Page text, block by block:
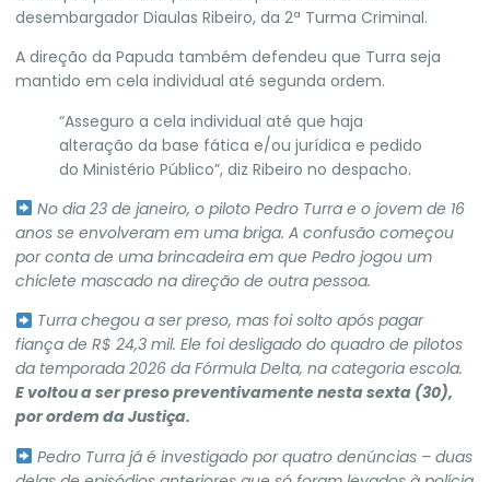
desembargador Diaulas Ribeiro, da 2ª Turma Criminal.
A direção da Papuda também defendeu que Turra seja
mantido em cela individual até segunda ordem.
“Asseguro a cela individual até que haja
alteração da base fática e/ou jurídica e pedido
do Ministério Público”, diz Ribeiro no despacho.
No dia 23 de janeiro, o piloto Pedro Turra e o jovem de 16
anos se envolveram em uma briga. A confusão começou
por conta de uma brincadeira em que Pedro jogou um
chiclete mascado na direção de outra pessoa.
Turra chegou a ser preso, mas foi solto após pagar
fiança de R$ 24,3 mil. Ele foi desligado do quadro de pilotos
da temporada 2026 da Fórmula Delta, na categoria escola.
E voltou a ser preso preventivamente nesta sexta (30),
por ordem da Justiça.
Pedro Turra já é investigado por quatro denúncias– duas